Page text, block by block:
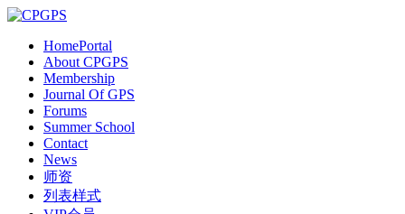
HomePortal
About CPGPS
Membership
Journal Of GPS
Forums
Summer School
Contact
News
师资
列表样式